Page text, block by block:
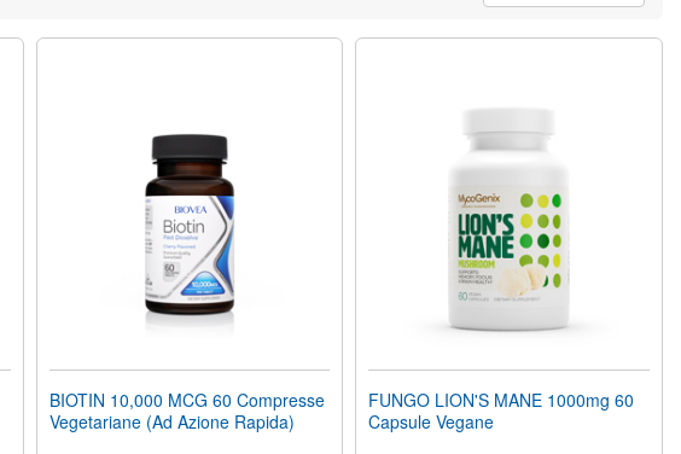
BIOTIN 10,000 MCG 60 Compresse
Vegetariane (Ad Azione Rapida)
FUNGO LION'S MANE 1000mg 60
Capsule Vegane